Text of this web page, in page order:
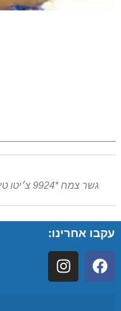
גשר צמח *9924 צ׳יטו טיגו 8 פרו המותג הסיני הגיע לצפון
עקבו אחרינו: